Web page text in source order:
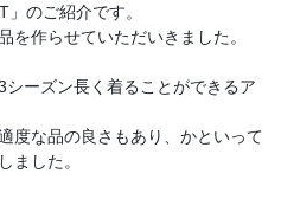
のご紹介です。
を作らせていただいきました。
ーズン長く着ることができるア
度な品の良さもあり、かといって
ました。